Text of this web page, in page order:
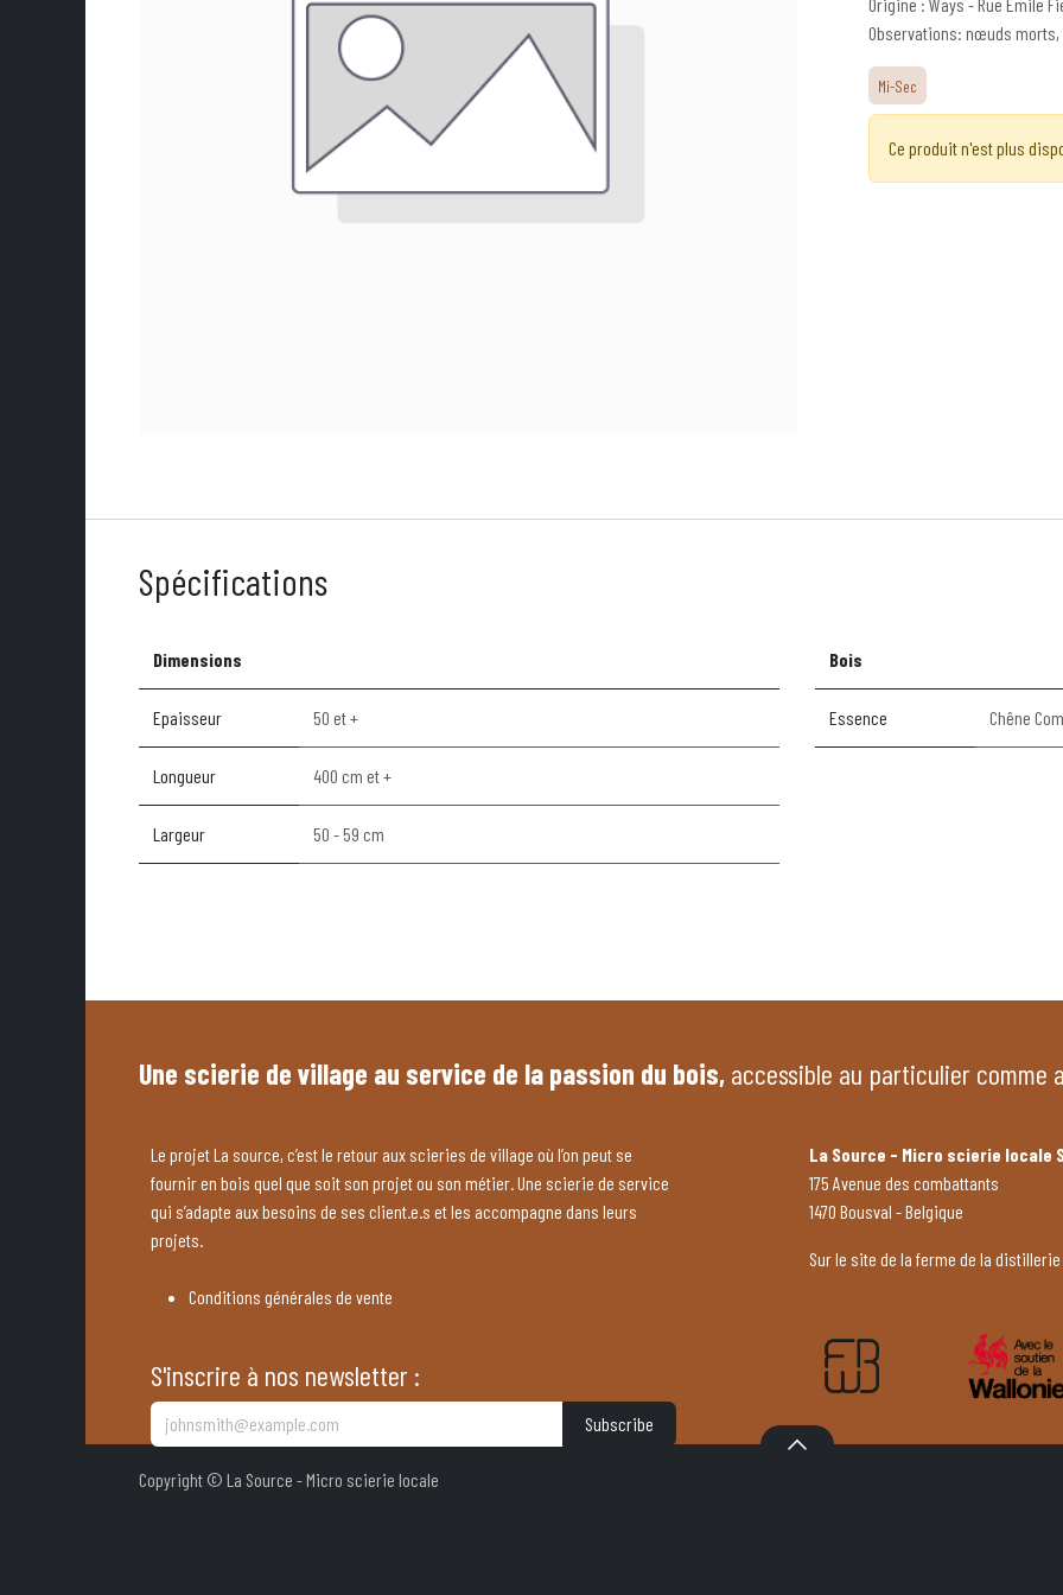
Observations: nœuds
Mi-Sec
Ce produit n'est plus
Spécifications
Dimensions
Epaisseur 50 et +
Longueur 400 cm et +
Largeur 50 - 59 cm
Bois
Essence Chêne
Une scierie de village au service de la passion du bois, accessible au particulier comme
Le projet La source, c’est le retour aux scieries de village où l’on peut se
fournir en bois quel que soit son projet ou son métier. Une scierie de service
qui s’adapte aux besoins de ses client.e.s et les accompagne dans leurs
projets.
Conditions générales de vente
S'inscrire à nos newsletter :
Subscribe
La Source - Micro scierie locale
175 Avenue des combattants
1470 Bousval - Belgique
Sur le site de la ferme de la distillerie
Copyright © La Source - Micro scierie locale